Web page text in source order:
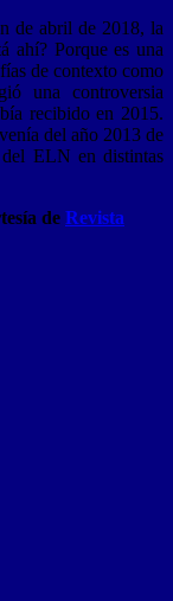
de abril de 2018, la
ahí? Porque es una
de contexto como
una controversia
recibido en 2015.
del año 2013 de
del ELN en distintas
de Revista